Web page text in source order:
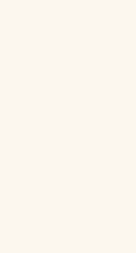
Mit Farbe glänzen - Mit
Pfeifenliebhaber das
Orange strahlt die
erfrischend zugleich,
damit vergrößerten
Rauchverhalten.